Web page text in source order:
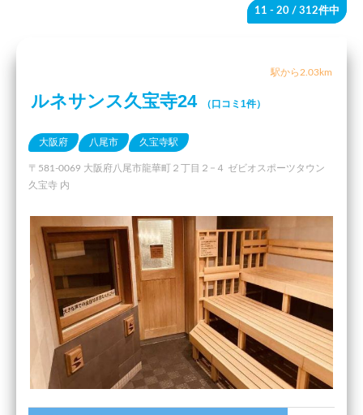
11 - 20 / 312件中
駅から2.03km
ルネサンス久宝寺24 （口コミ1件）
大阪府 八尾市 久宝寺駅
〒581-0069 大阪府八尾市龍華町２丁目２−４ ゼビオスポーツタウン
久宝寺 内